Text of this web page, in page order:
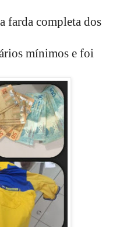
farda completa dos
mínimos e foi